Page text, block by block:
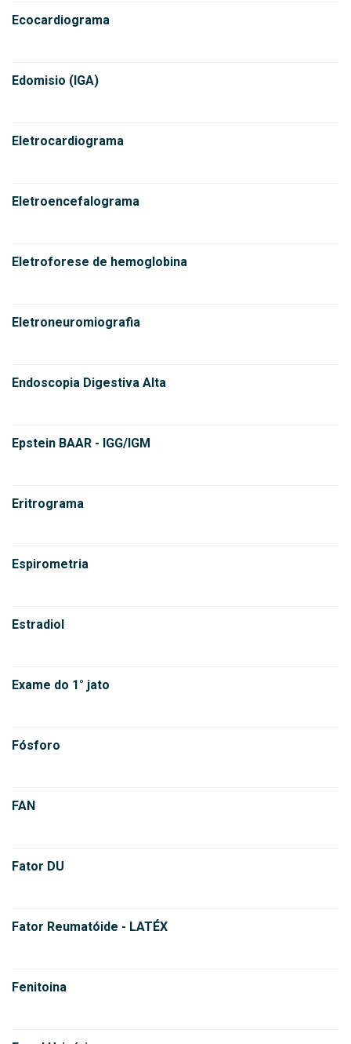
Ecocardiograma
Edomisio (IGA)
Eletrocardiograma
Eletroencefalograma
Eletroforese de hemoglobina
Eletroneuromiografia
Endoscopia Digestiva Alta
Epstein BAAR - IGG/IGM
Eritrograma
Espirometria
Estradiol
Exame do 1° jato
Fósforo
FAN
Fator DU
Fator Reumatóide - LATÉX
Fenitoina